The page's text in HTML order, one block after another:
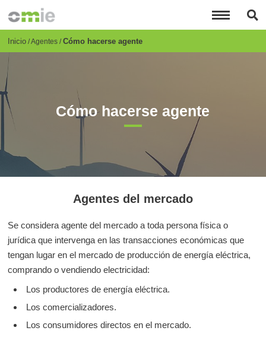
principal
Breadcrumb
Inicio Agentes Cómo hacerse agente
Cómo hacerse agente
Agentes del mercado
Se considera agente del mercado a toda persona física o
jurídica que intervenga en las transacciones económicas que
tengan lugar en el mercado de producción de energía eléctrica,
comprando o vendiendo electricidad:
Los productores de energía eléctrica.
Los comercializadores.
Los consumidores directos en el mercado.